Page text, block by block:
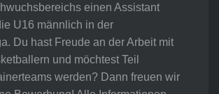
einen Assistant
U16 männlich in der
Du hast Freude an der Arbeit mit
und möchtest Teil
werden? Dann freuen wir